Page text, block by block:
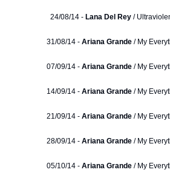
24/08/14 -Lana Del Rey/
31/08/14 - Ariana Grande/ My
07/09/14 - Ariana Grande/ My
14/09/14 - Ariana Grande/ My
21/09/14 - Ariana Grande/ My
28/09/14 - Ariana Grande/ My
05/10/14 -Ariana Grande/ My